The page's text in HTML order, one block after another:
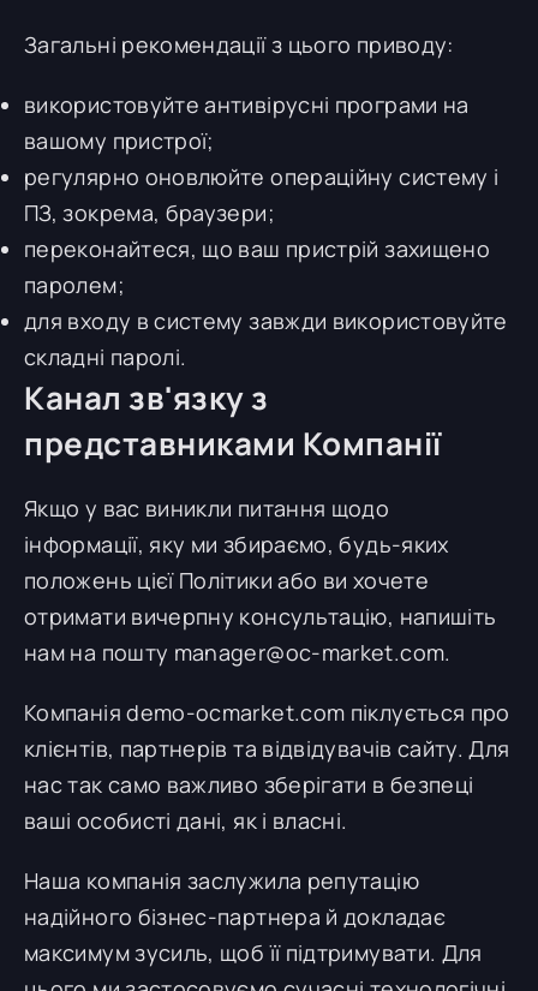
Загальні рекомендації з цього приводу:
використовуйте антивірусні програми на
вашому пристрої;
регулярно оновлюйте операційну систему і
ПЗ, зокрема, браузери;
переконайтеся, що ваш пристрій захищено
паролем;
для входу в систему завжди використовуйте
складні паролі.
Канал зв'язку з
представниками Компанії
Якщо у вас виникли питання щодо
інформації, яку ми збираємо, будь-яких
положень цієї Політики або ви хочете
отримати вичерпну консультацію, напишіть
нам на пошту manager@oc-market.com.
Компанія demo-ocmarket.com піклується про
клієнтів, партнерів та відвідувачів сайту. Для
нас так само важливо зберігати в безпеці
ваші особисті дані, як і власні.
Наша компанія заслужила репутацію
надійного бізнес-партнера й докладає
максимум зусиль, щоб її підтримувати. Для